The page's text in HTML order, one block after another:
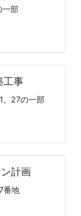
一部
工事
27の一部
計画
番地